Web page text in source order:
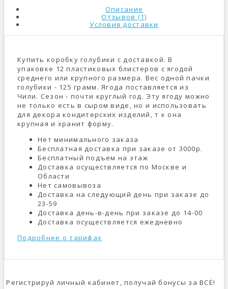
Описание
Отзывов (1)
Условия доставки
Купить коробку голубики с доставкой. В
упаковке 12 пластиковых блистеров с ягодой
среднего или крупного размера. Вес одной пачки
голубики - 125 грамм. Ягода поставляется из
Чили. Сезон - почти круглый год. Эту ягоду можно
не только есть в сыром виде, но и использовать
для декора кондитерских изделий, т к она
крупная и хранит форму.
Нет минимального заказа
Бесплатная доставка при заказе от 3000р.
Бесплатный подъем на этаж
Доставка осуществляется по Москве и
Области
Нет самовывоза
Доставка на следующий день при заказе до
23-59
Доставка день-в-день при заказе до 14-00
Доставка осуществляется ежедневно
Подробнее о тарифах
Регистрируй личный кабинет, получай бонусы за ВСЁ!